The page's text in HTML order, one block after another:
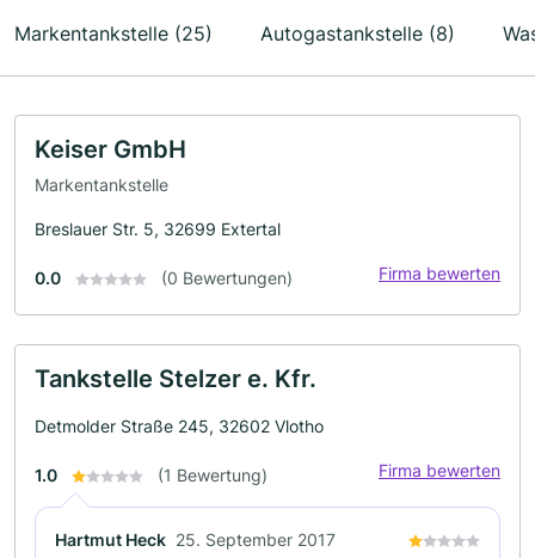
Markentankstelle (25) Autogastankstelle (8)
Keiser GmbH
Markentankstelle
Breslauer Str. 5, 32699 Extertal
0.0 (0 Bewertungen) Firma bewerten
Tankstelle Stelzer e. Kfr.
Detmolder Straße 245, 32602 Vlotho
1.0 (1 Bewertung) Firma bewerten
Hartmut Heck 25. September 2017